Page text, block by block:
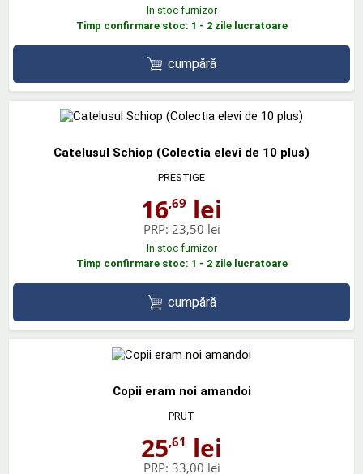
In stoc furnizor
Timp confirmare stoc: 1 - 2 zile lucratoare
cumpără
Catelusul Schiop (Colectia elevi de 10 plus)
PRESTIGE
16,69 lei
PRP: 23,50 lei
In stoc furnizor
Timp confirmare stoc: 1 - 2 zile lucratoare
cumpără
Copii eram noi amandoi
PRUT
25,61 lei
PRP: 33,00 lei